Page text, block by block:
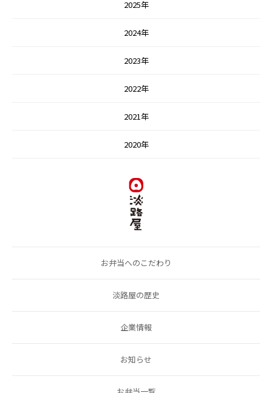
2025年
2024年
2023年
2022年
2021年
2020年
お弁当へのこだわり
淡路屋の歴史
企業情報
お知らせ